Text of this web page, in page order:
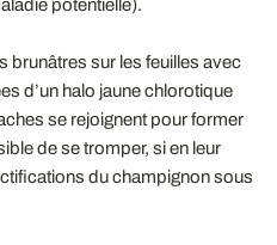
potentielle).
brunâtres sur les feuilles avec
d’un halo jaune chlorotique
se rejoignent pour former
de se tromper, si en leur
du champignon sous